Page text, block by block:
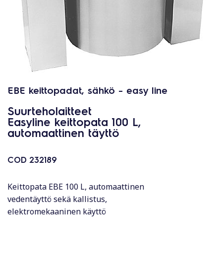
EBE keittopadat, sähkö - easy line
Suurteholaitteet
Easyline keittopata 100 L,
automaattinen täyttö
COD 232189
Keittopata EBE 100 L, automaattinen
vedentäyttö sekä kallistus,
elektromekaaninen käyttö